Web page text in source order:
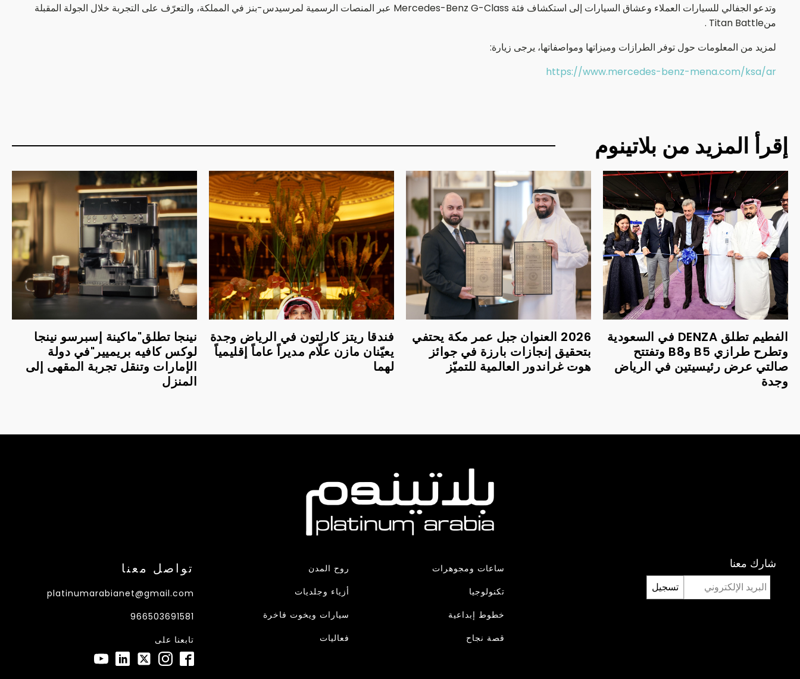
وتدعو الجفالي للسيارات العملاء وعشاق السيارات إلى استكشاف فئة Mercedes-Benz G-Class عبر المنصات الرسمية لمرسيدس-بنز في المملكة، والتعرّف على التجربة خلال الجولة المقبلة
منTitan Battle .
لمزيد من المعلومات حول توفر الطرازات وميزاتها ومواصفاتها، يرجى زيارة:
https://www.mercedes-benz-mena.com/ksa/ar
إقرأ المزيد من بلاتينوم
الفطيم تطلق DENZA في السعودية
وتطرح طرازي B5 وB8 وتفتتح
صالتي عرض رئيسيتين في الرياض
وجدة
2026 العنوان جبل عمر مكة يحتفي
بتحقيق إنجازات بارزة في جوائز
هوت غراندور العالمية للتميّز
فندقا ريتز كارلتون في الرياض وجدة
يعيّنان مازن علّام مديراً عاماً إقليمياً
لهما
نينجا تطلق"ماكينة إسبرسو نينجا
لوكس كافيه بريميير"في دولة
الإمارات وتنقل تجربة المقهى إلى
المنزل
شارك معنا
تسجيل
ساعات ومجوهرات
تكنولوجيا
خطوط إبداعية
قصة نجاح
روح المدن
أزياء وجلديات
سيارات ويخوت فاخرة
فعاليات
تواصل معنا
platinumarabianet@gmail.com
966503691581
تابعنا على